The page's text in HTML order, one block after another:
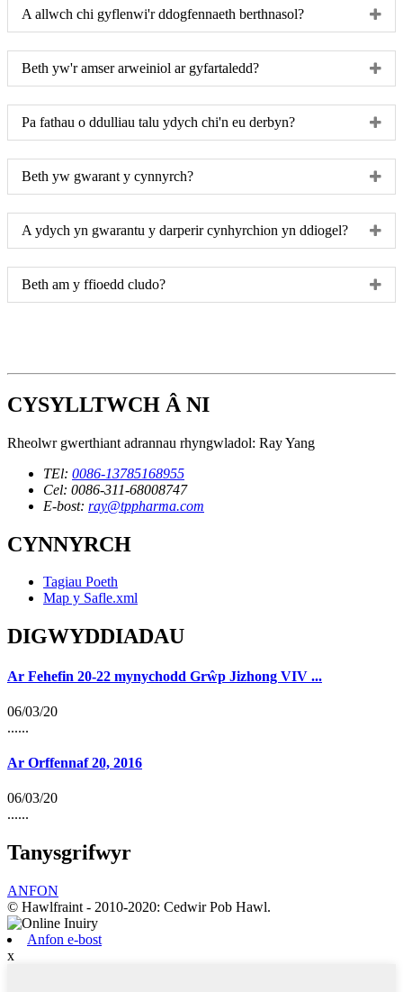
A allwch chi gyflenwi'r ddogfennaeth berthnasol?
Beth yw'r amser arweiniol ar gyfartaledd?
Pa fathau o ddulliau talu ydych chi'n eu derbyn?
Beth yw gwarant y cynnyrch?
A ydych yn gwarantu y darperir cynhyrchion yn ddiogel?
Beth am y ffioedd cludo?
CYSYLLTWCH Â NI
Rheolwr gwerthiant adrannau rhyngwladol: Ray Yang
TEl: 0086-13785168955
Cel: 0086-311-68008747
E-bost: ray@tppharma.com
CYNNYRCH
Tagiau Poeth
Map y Safle.xml
DIGWYDDIADAU
Ar Fehefin 20-22 mynychodd Grŵp Jizhong VIV ...
06/03/20
......
Ar Orffennaf 20, 2016
06/03/20
......
Tanysgrifwyr
ANFON
© Hawlfraint - 2010-2020: Cedwir Pob Hawl.
Anfon e-bost
x